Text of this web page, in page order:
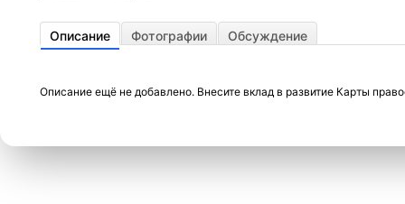
Описание Фотографии Обсуждение
Описание ещё не добавлено. Внесите вклад в развитие Карты